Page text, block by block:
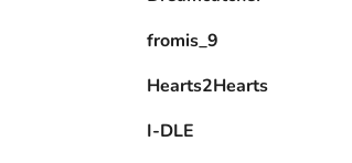
fromis_9
Hearts2Hearts
I-DLE